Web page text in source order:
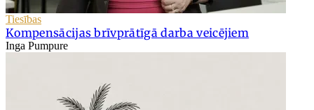
Tiesības
Kompensācijas brīvprātīgā darba veicējiem
Inga Pumpure